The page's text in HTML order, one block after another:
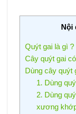
Nội
Quýt gai là gì ?
Cây quýt gai
Dùng cây quýt
1. Dùng
2. Dùng
xương